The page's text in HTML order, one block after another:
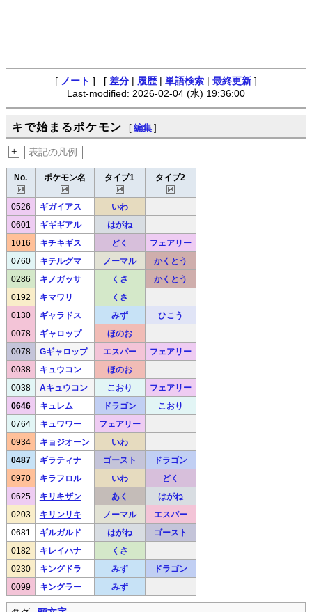
[ ノート ] [ 差分 履歴 単語検索 最終更新 ]
Last-modified: 2026-02-04 (水) 19:36:00
キで始まるポケモン [ 編集 ]
+ 表記の凡例
No. ポケモン名 タイプ1 タイプ2
0526 ギガイアス いわ
0601 ギギギアル はがね
1016 キチキギス どく フェアリー
0760 キテルグマ ノーマル かくとう
0286 キノガッサ くさ かくとう
0192 キマワリ くさ
0130 ギャラドス みず ひこう
0078 ギャロップ ほのお
0078 Gギャロップ エスパー フェアリー
0038 キュウコン ほのお
0038 Aキュウコン こおり フェアリー
0646 キュレム ドラゴン こおり
0764 キュワワー フェアリー
0934 キョジオーン いわ
0487 ギラティナ ゴースト ドラゴン
0970 キラフロル いわ どく
0625 キリキザン あく はがね
0203 キリンリキ ノーマル エスパー
0681 ギルガルド はがね ゴースト
0182 キレイハナ くさ
0230 キングドラ みず ドラゴン
0099 キングラー みず